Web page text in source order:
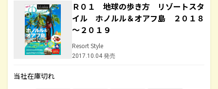
Ｒ０１ 地球の歩き方 リゾートスタ
イル ホノルル＆オアフ島 ２０１８
～２０１９
Resort Style
2017.10.04 発売
当社在庫切れ